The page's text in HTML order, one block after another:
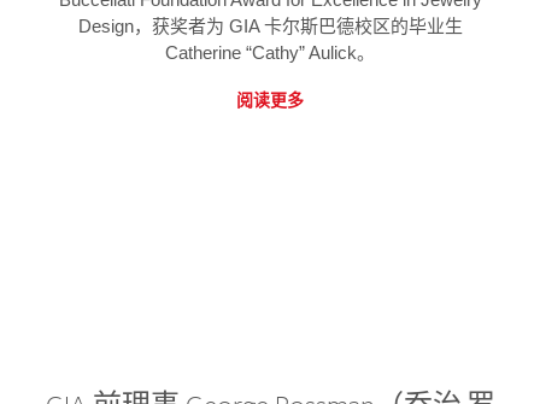
Design，获奖者为 GIA 卡尔斯巴德校区的毕业生
Catherine “Cathy” Aulick。
阅读更多